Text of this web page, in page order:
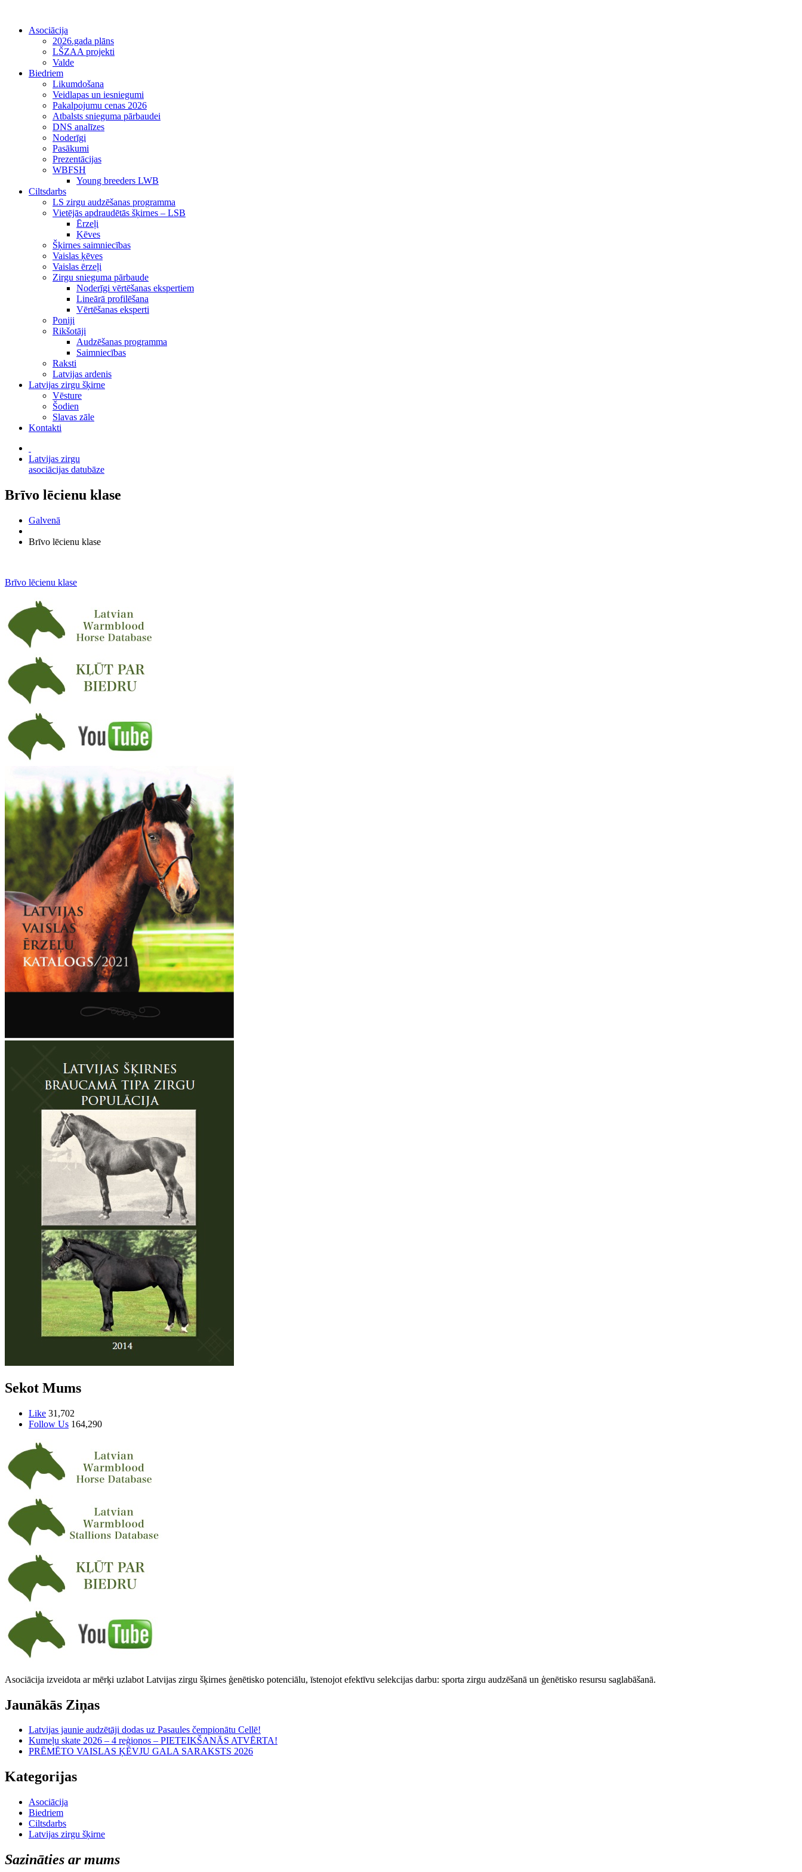
Asociācija
2026.gada plāns
LŠZAA projekti
Valde
Biedriem
Likumdošana
Veidlapas un iesniegumi
Pakalpojumu cenas 2026
Atbalsts snieguma pārbaudei
DNS analīzes
Noderīgi
Pasākumi
Prezentācijas
WBFSH
Young breeders LWB
Ciltsdarbs
LS zirgu audzēšanas programma
Vietējās apdraudētās šķirnes – LSB
Ērzeļi
Ķēves
Šķirnes saimniecības
Vaislas ķēves
Vaislas ērzeļi
Zirgu snieguma pārbaude
Noderīgi vērtēšanas ekspertiem
Lineārā profilēšana
Vērtēšanas eksperti
Poniji
Rikšotāji
Audzēšanas programma
Saimniecības
Raksti
Latvijas ardenis
Latvijas zirgu šķirne
Vēsture
Šodien
Slavas zāle
Kontakti
Latvijas zirgu
asociācijas datubāze
Brīvo lēcienu klase
Galvenā
Brīvo lēcienu klase
Brīvo lēcienu klase
Sekot Mums
Like 31,702
Follow Us 164,290
Asociācija izveidota ar mērķi uzlabot Latvijas zirgu šķirnes ģenētisko potenciālu, īstenojot efektīvu selekcijas darbu: sporta zirgu audzēšanā un ģenētisko resursu saglabāšanā.
Jaunākās Ziņas
Latvijas jaunie audzētāji dodas uz Pasaules čempionātu Cellē!
Kumeļu skate 2026 – 4 reģionos – PIETEIKŠANĀS ATVĒRTA!
PRĒMĒTO VAISLAS ĶĒVJU GALA SARAKSTS 2026
Kategorijas
Asociācija
Biedriem
Ciltsdarbs
Latvijas zirgu šķirne
Sazināties ar mums